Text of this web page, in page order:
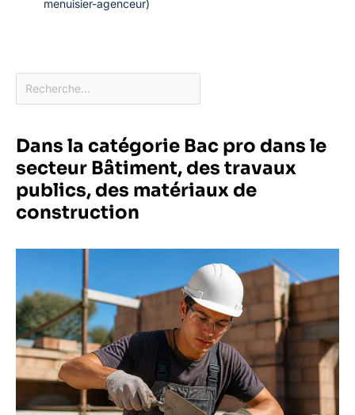
menuisier-agenceur)
Dans la catégorie Bac pro dans le
secteur Bâtiment, des travaux
publics, des matériaux de
construction